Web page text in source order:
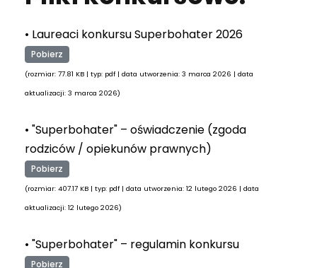
• Laureaci konkursu Superbohater 2026
Pobierz
(rozmiar: 77.81 KB | typ: pdf | data utworzenia: 3 marca 2026 | data
aktualizacji: 3 marca 2026)
• "Superbohater" – oświadczenie (zgoda
rodziców / opiekunów prawnych)
Pobierz
(rozmiar: 407.17 KB | typ: pdf | data utworzenia: 12 lutego 2026 | data
aktualizacji: 12 lutego 2026)
• "Superbohater" – regulamin konkursu
Pobierz